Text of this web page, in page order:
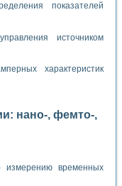
показателей
источником
характеристик
нано-, фемто-,
измерению временных